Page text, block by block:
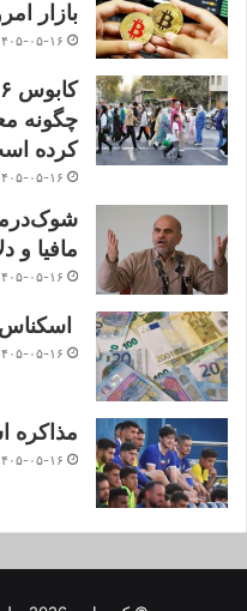
بازار
۱۴۰۵-۰۵-
چگونه
کرده
۱۴۰۵-۰۵-
مافیا و
۱۴۰۵-۰۵-
۱۴۰۵-۰۵-
مذاکره
۱۴۰۵-۰۵-